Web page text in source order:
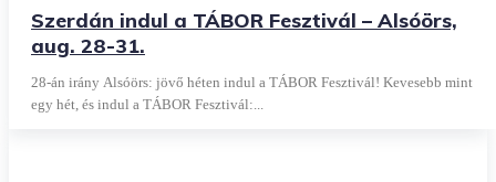
Szerdán indul a TÁBOR Fesztivál – Alsóörs,
aug. 28-31.
28-án irány Alsóörs: jövő héten indul a TÁBOR Fesztivál! Kevesebb mint
egy hét, és indul a TÁBOR Fesztivál:...